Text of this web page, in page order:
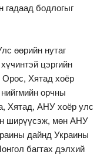
гадаад бодлогыг
өөрийн нутаг
цэргийн
Орос, Хятад хоёр
орчны
Хятад, АНУ хоёр улс
ширүүсэж, мөн АНУ
дайнд Украины
багтах дэлхий